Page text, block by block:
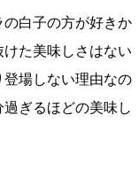
白子の方が好きか
た美味しさはない
場しない理由なの
ぎるほどの美味し